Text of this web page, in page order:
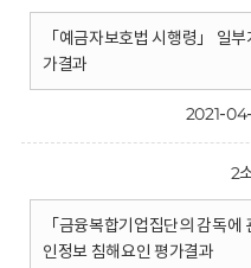
「예금자보호법 시행령」 일
가결과
2021-
2
「금융복합기업집단의 감독
인정보 침해요인 평가결과